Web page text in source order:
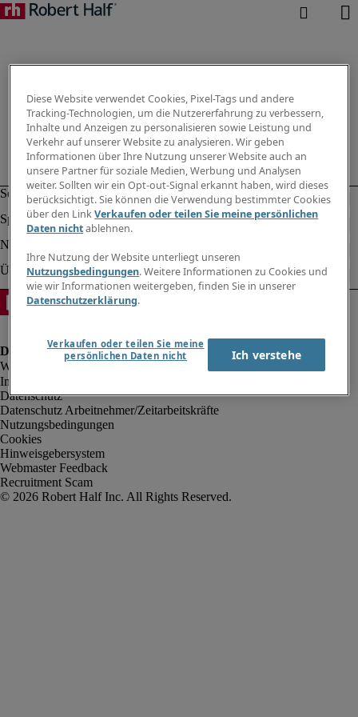
Impressum
Datenschutz
Datenschutz Arbeitnehmer/Zeitarbeitskräfte
Nutzungsbedingungen
Cookies
Hinweisgebersystem
Webmaster Feedback
Recruitment Scam
Diese Website verwendet Cookies, Pixel-Tags und andere
Tracking-Technologien, um die Nutzererfahrung zu verbessern,
Inhalte und Anzeigen zu personalisieren sowie Leistung und
Verkehr auf unserer Website zu analysieren. Wir geben
Informationen über Ihre Nutzung unserer Website auch an
unsere Partner für soziale Medien, Werbung und Analysen
weiter. Sollten wir ein Opt-out-Signal erkannt haben, wird dieses
berücksichtigt. Sie können die Verwendung bestimmter Cookies
über den LinkVerkaufen oder teilen Sie meine persönlichen
Daten nichtablehnen.
Ihre Nutzung der Website unterliegt unseren
Nutzungsbedingungen. Weitere Informationen zu Cookies und
wie wir Informationen weitergeben, finden Sie in unserer
Datenschutzerklärung.
Verkaufen oder teilen Sie meine
persönlichen Daten nicht
Ich verstehe